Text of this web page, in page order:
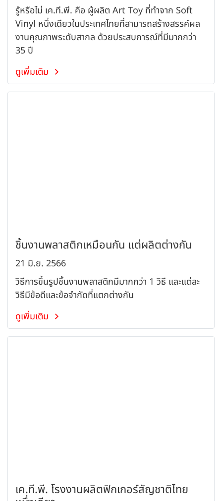
รู้หรือไม่ เค.ที.พี. คือ ผู้ผลิต Art Toy ที่ทำจาก Soft
Vinyl หนึ่งเดียวในประเทศไทยที่สามารถสร้างสรรค์ผล
งานคุณภาพระดับสากล ด้วยประสบการณ์ที่มีมากกว่า
35 ปี
ดูเพิ่มเติม
ชิ้นงานพลาสติกเหมือนกัน แต่ผลิตต่างกัน
21 มิ.ย. 2566
วิธีการขึ้นรูปชิ้นงานพลาสติกมีมากกว่า 1 วิธี และแต่ละ
วิธีมีข้อดีและข้อจำกัดที่แตกต่างกัน
ดูเพิ่มเติม
เค.ที.พี. โรงงานผลิตฟิกเกอร์สัญชาติไทย